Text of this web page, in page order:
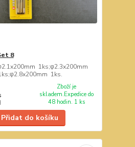
8
1ks;φ2.3x200mm
1ks.
Zboží je
skladem.Expedice do
48 hodin. 1 ks
Přidat do košíku